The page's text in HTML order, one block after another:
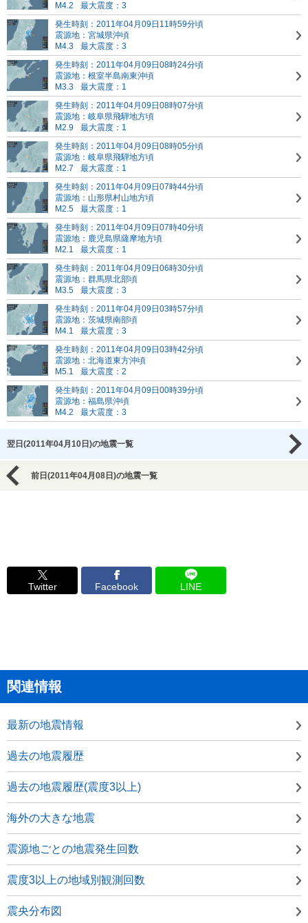
M4.2
最大震度：3
発生時刻：2011年04月09日11時59分頃
震源地：宮城県沖頃
M4.3
最大震度：3
発生時刻：2011年04月09日08時24分頃
震源地：根室半島南東沖頃
M3.3
最大震度：1
発生時刻：2011年04月09日08時07分頃
震源地：岐阜県飛騨地方頃
M2.9
最大震度：1
発生時刻：2011年04月09日08時05分頃
震源地：岐阜県飛騨地方頃
M2.7
最大震度：1
発生時刻：2011年04月09日07時44分頃
震源地：山形県村山地方頃
M2.5
最大震度：1
発生時刻：2011年04月09日07時40分頃
震源地：鹿児島県薩摩地方頃
M2.1
最大震度：1
発生時刻：2011年04月09日06時30分頃
震源地：群馬県北部頃
M3.5
最大震度：3
発生時刻：2011年04月09日03時57分頃
震源地：茨城県南部頃
M4.1
最大震度：3
発生時刻：2011年04月09日03時42分頃
震源地：北海道東方沖頃
M5.1
最大震度：2
発生時刻：2011年04月09日00時39分頃
震源地：福島県沖頃
M4.2
最大震度：3
翌日(2011年04月10日)の地震一覧
前日(2011年04月08日)の地震一覧
Twitter Facebook LINE
関連情報
最新の地震情報
過去の地震履歴
過去の地震履歴(震度3以上)
海外の大きな地震
震源地ごとの地震発生回数
震度3以上の地域別観測回数
震央分布図